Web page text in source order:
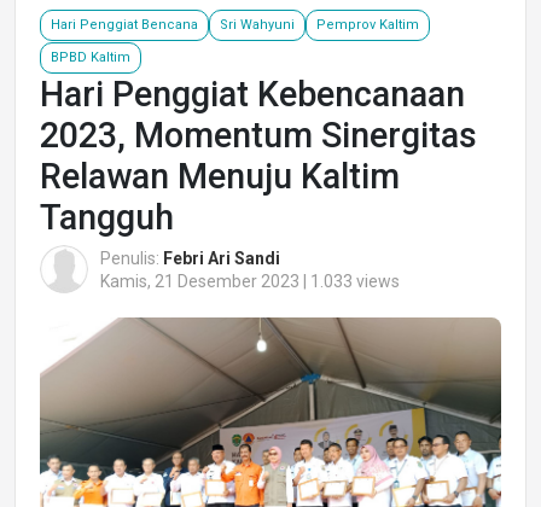
Hari Penggiat Bencana Sri Wahyuni Pemprov Kaltim
BPBD Kaltim
Hari Penggiat Kebencanaan
2023, Momentum Sinergitas
Relawan Menuju Kaltim
Tangguh
Penulis: Febri Ari Sandi
Kamis, 21 Desember 2023 | 1.033 views